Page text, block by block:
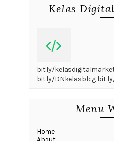
Kelas
bit.ly/
bit.ly/DNkelasblog
Menu
Home